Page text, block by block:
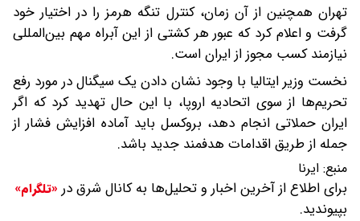
تهران همچنین از آن زمان، کنترل تنگه هرمز را در اختیار خود
گرفت و اعلام کرد که عبور هر کشتی از این آبراه مهم بین‌المللی
نیازمند کسب مجوز از ایران است.
نخست وزیر ایتالیا با وجود نشان دادن یک سیگنال در مورد رفع
تحریم‌ها از سوی اتحادیه اروپا، با این حال تهدید کرد که اگر
ایران حملاتی انجام دهد، بروکسل باید آماده افزایش فشار از
جمله از طریق اقدامات هدفمند جدید باشد.
منبع: ایرنا
برای اطلاع از آخرین اخبار و تحلیل‌ها به کانال شرق در «تلگرام»
بپیوندید.